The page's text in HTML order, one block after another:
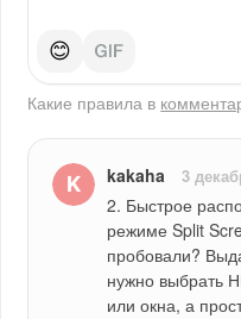
😊
Какие правила в
kakaha 3
2. Быстрое
режиме Split
пробовали?
нужно выбрать
или окна, а